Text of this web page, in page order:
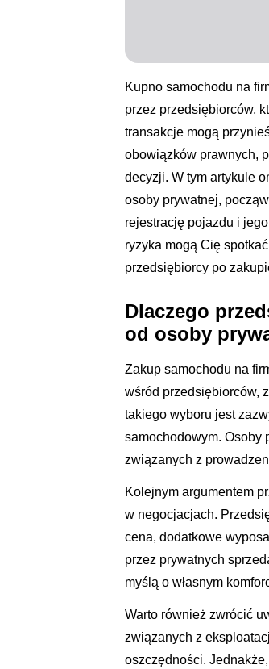
Kupno samochodu na
przez przedsiębiorców,
transakcje mogą
obowiązków prawnych,
decyzji. W tym artykule
osoby prywatnej,
rejestrację pojazdu i
ryzyka mogą Cię
przedsiębiorcy po
Dlaczego
od osoby
Zakup samochodu na
wśród przedsiębiorców,
takiego wyboru jest
samochodowym. Osoby
związanych z
Kolejnym argumentem
w negocjacjach.
cena, dodatkowe
przez prywatnych
myślą o własnym
Warto również zwrócić
związanych z
oszczędności.